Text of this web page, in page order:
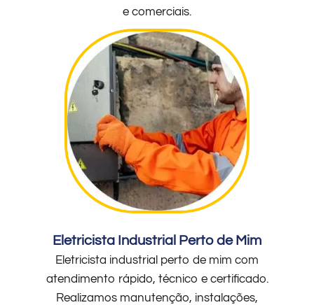
e comerciais.
Eletricista Industrial Perto de Mim
Eletricista industrial perto de mim com
atendimento rápido, técnico e certificado.
Realizamos manutenção, instalações,